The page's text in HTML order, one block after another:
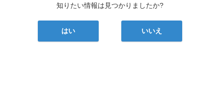
知りたい情報は見つかりましたか?
はい いいえ